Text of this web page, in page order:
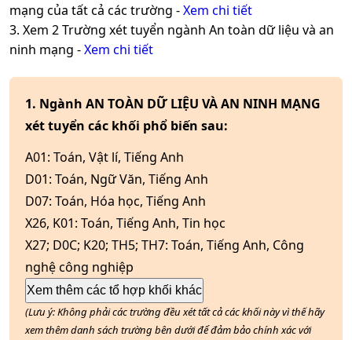
mạng của tất cả các trường -Xem chi tiết
3. Xem 2Trường xét tuyển ngành An toàn dữ liệu và an
ninh mạng -Xem chi tiết
1. Ngành AN TOÀN DỮ LIỆU VÀ AN NINH MẠNG
xét tuyển các khối phổ biến sau:
A01: Toán, Vật lí, Tiếng Anh
D01: Toán, Ngữ Văn, Tiếng Anh
D07: Toán, Hóa học, Tiếng Anh
X26, K01: Toán, Tiếng Anh, Tin học
X27; D0C; K20; TH5; TH7: Toán, Tiếng Anh, Công
nghệ công nghiệp
Xem thêm các tổ hợp khối khác
(Lưu ý: Không phải các trường đều xét tất cả các khối này vì thế hãy
xem thêm danh sách trường bên dưới để đảm bảo chính xác với